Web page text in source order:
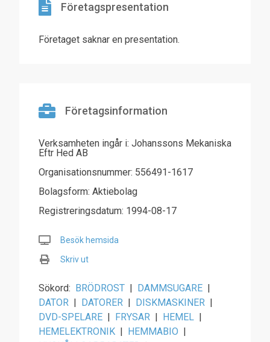
Företagspresentation
Företaget saknar en presentation.
Företagsinformation
Verksamheten ingår i: Johanssons Mekaniska
Eftr Hed AB
Organisationsnummer: 556491-1617
Bolagsform: Aktiebolag
Registreringsdatum: 1994-08-17
Besök hemsida
Skriv ut
Sökord: BRÖDROST | DAMMSUGARE |
DATOR | DATORER | DISKMASKINER |
DVD-SPELARE | FRYSAR | HEMEL |
HEMELEKTRONIK | HEMMABIO |